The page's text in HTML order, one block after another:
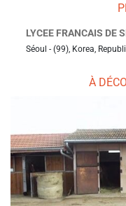
LYCEE FRANCAIS DE
Séoul - (99), Korea,
À